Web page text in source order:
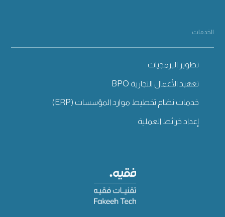
الخدمات
تطوير البرمجيات
تعهيد الأعمال التجارية BPO
خدمات نظام تخطيط موارد المؤسسات (ERP)
إعداد خرائط العملية